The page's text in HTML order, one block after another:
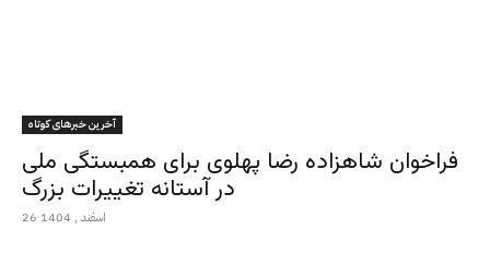
آخرین خبرهای کوتاه
فراخوان شاهزاده رضا پهلوی برای همبستگی ملی
در آستانه تغییرات بزرگ
26 اسفند , 1404